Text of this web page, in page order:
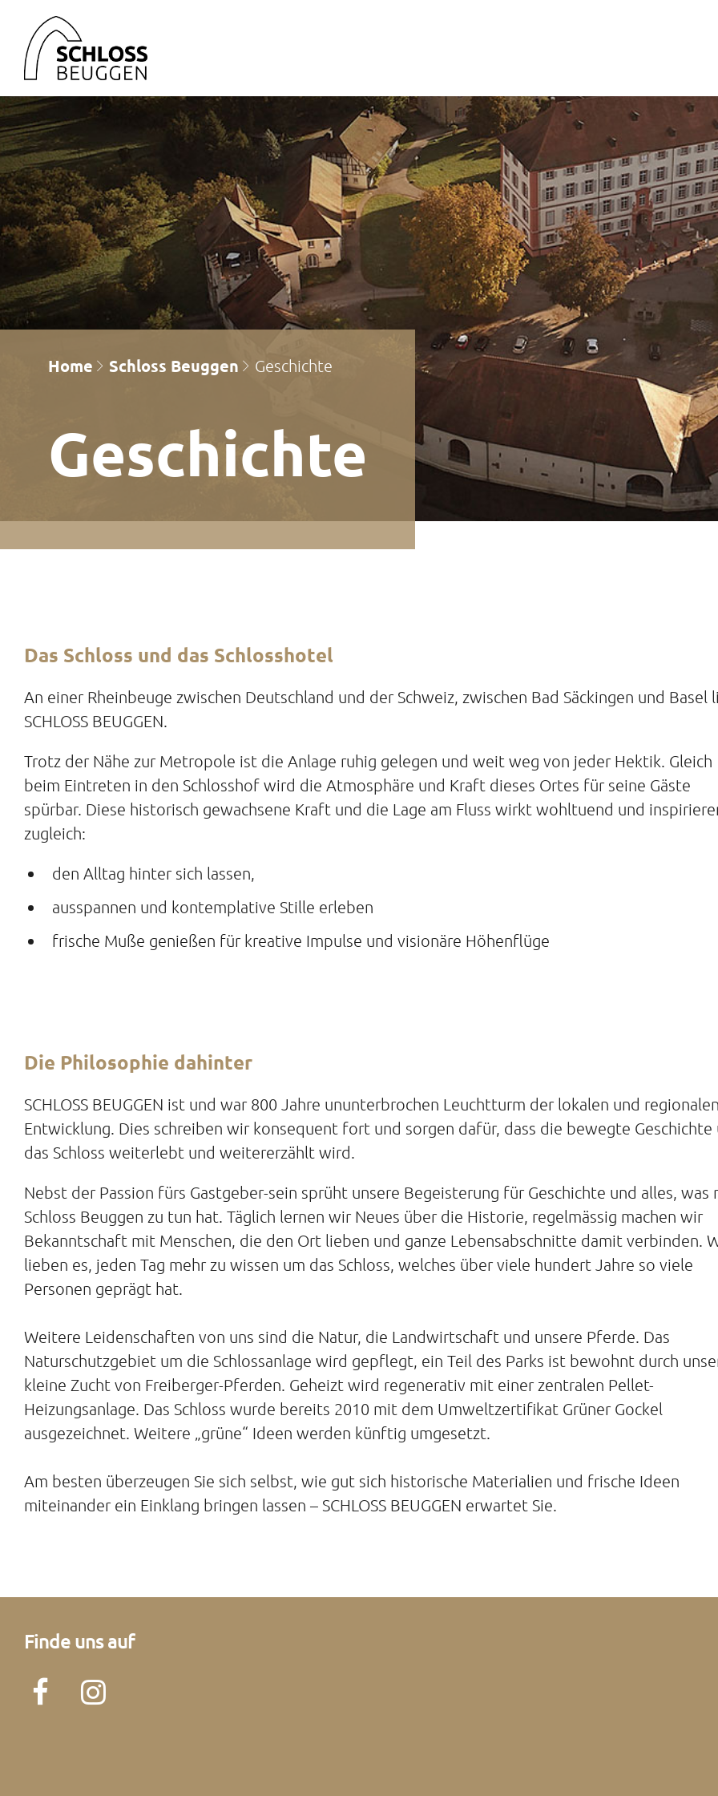
Home Schloss Beuggen Geschichte
Gesch­ichte
Das Schloss und das Schlosshotel
An einer Rheinbeuge zwischen Deutschland und der Schweiz, zwischen Bad Säckingen und Basel
SCHLOSS BEUGGEN.
Trotz der Nähe zur Metropole ist die Anlage ruhig gelegen und weit weg von jeder Hektik. Gleich
beim Eintreten in den Schlosshof wird die Atmosphäre und Kraft dieses Ortes für seine Gäste
spürbar. Diese historisch gewachsene Kraft und die Lage am Fluss wirkt wohltuend und
zugleich:
den Alltag hinter sich lassen,
ausspannen und kontemplative Stille erleben
frische Muße genießen für kreative Impulse und visionäre Höhenflüge
Die Philosophie dahinter
SCHLOSS BEUGGEN ist und war 800 Jahre ununterbrochen Leuchtturm der lokalen und
Entwicklung. Dies schreiben wir konsequent fort und sorgen dafür, dass die bewegte Geschichte
das Schloss weiterlebt und weitererzählt wird.
Nebst der Passion fürs Gastgeber-sein sprüht unsere Begeisterung für Geschichte und alles, was
Schloss Beuggen zu tun hat. Täglich lernen wir Neues über die Historie, regelmässig machen wir
Bekanntschaft mit Menschen, die den Ort lieben und ganze Lebensabschnitte damit verbinden.
lieben es, jeden Tag mehr zu wissen um das Schloss, welches über viele hundert Jahre so viele
Personen geprägt hat.
Weitere Leidenschaften von uns sind die Natur, die Landwirtschaft und unsere Pferde. Das
Naturschutzgebiet um die Schlossanlage wird gepflegt, ein Teil des Parks ist bewohnt durch
kleine Zucht von Freiberger-Pferden. Geheizt wird regenerativ mit einer zentralen Pellet-
Heizungsanlage. Das Schloss wurde bereits 2010 mit dem Umweltzertifikat Grüner Gockel
ausgezeichnet. Weitere „grüne“ Ideen werden künftig umgesetzt.
Am besten überzeugen Sie sich selbst, wie gut sich historische Materialien und frische Ideen
miteinander ein Einklang bringen lassen – SCHLOSS BEUGGEN erwartet Sie.
Finde uns auf